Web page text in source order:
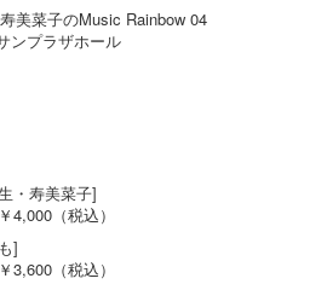
美菜子のMusic Rainbow 04
ンプラザホール
・寿美菜子]
4,000（税込）
]
3,600（税込）